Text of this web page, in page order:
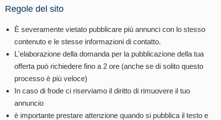
Regole del sito
È severamente vietato pubblicare più annunci con lo stesso
contenuto e le stesse informazioni di contatto.
L'elaborazione della domanda per la pubblicazione della tua
offerta può richiedere fino a 2 ore (anche se di solito questo
processo è più veloce)
In caso di frode ci riserviamo il diritto di rimuovere il tuo
annuncio
è importante prestare attenzione quando si pubblica il testo e